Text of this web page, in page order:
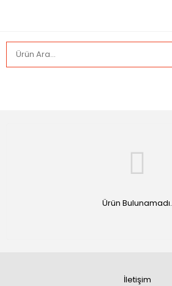
Ürün Bulunamadı.
İletişim